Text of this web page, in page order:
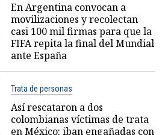
En Argentina convocan a
movilizaciones y recolectan
casi 100 mil firmas para que la
FIFA repita la final del Mundial
ante España
Trata de personas
Así rescataron a dos
colombianas víctimas de trata
en México: iban engañadas con